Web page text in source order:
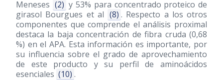
Meneses (2) y 53% para concentrado proteico de
girasol Bourgues et al (8) . Respecto a los otros
componentes que comprende el análisis proximal
destaca la baja concentración de fibra cruda (0,68
%) en el APA. Esta información es importante, por
su influencia sobre el grado de aprovechamiento
de este producto y su perfil de aminoácidos
esenciales (10) .